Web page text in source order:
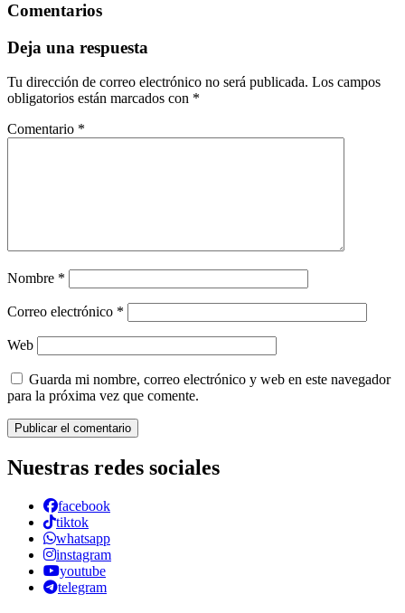
Comentarios
Deja una respuesta
Tu dirección de correo electrónico no será publicada. Los campos
obligatorios están marcados con *
Comentario *
Nombre *
Correo electrónico *
Web
Guarda mi nombre, correo electrónico y web en este navegador
para la próxima vez que comente.
Nuestras redes sociales
facebook
tiktok
whatsapp
instagram
youtube
telegram